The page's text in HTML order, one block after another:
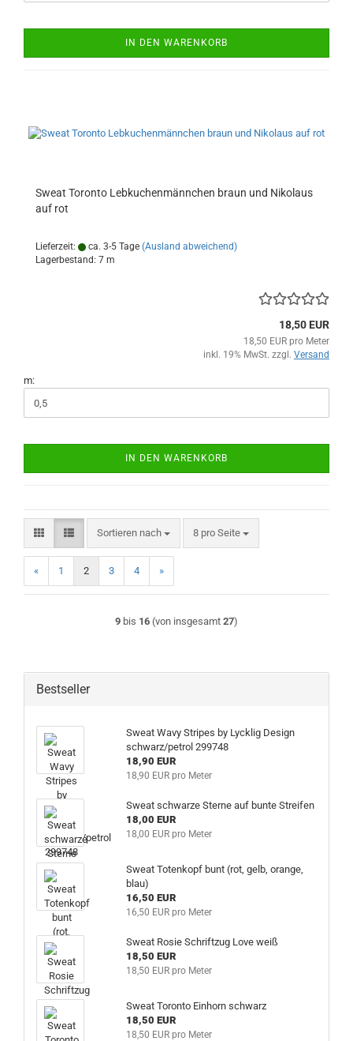
IN DEN WARENKORB
Sweat Toronto Lebkuchenmännchen braun und Nikolaus
auf rot
Lieferzeit: ca. 3-5 Tage (Ausland abweichend)
Lagerbestand: 7 m
18,50 EUR
18,50 EUR pro Meter
inkl. 19% MwSt. zzgl. Versand
m:
IN DEN WARENKORB
Sortieren nach
Sortieren nach 8 pro Seite
pro Seite
« 1 2 3 4 »
9 bis 16 (von insgesamt 27)
Bestseller
Sweat Wavy Stripes by Lycklig Design
schwarz/petrol 299748
18,90 EUR
18,90 EUR pro Meter
Sweat schwarze Sterne auf bunte Streifen
18,00 EUR
18,00 EUR pro Meter
Sweat Totenkopf bunt (rot, gelb, orange,
blau)
16,50 EUR
16,50 EUR pro Meter
Sweat Rosie Schriftzug Love weiß
18,50 EUR
18,50 EUR pro Meter
Sweat Toronto Einhorn schwarz
18,50 EUR
18,50 EUR pro Meter